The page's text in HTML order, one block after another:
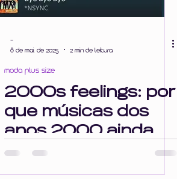
-
8 de mai. de 2025
2 min de leitura
moda plus size
2000s feelings: por
que músicas dos
anos 2000 ainda
mexem tanto com a